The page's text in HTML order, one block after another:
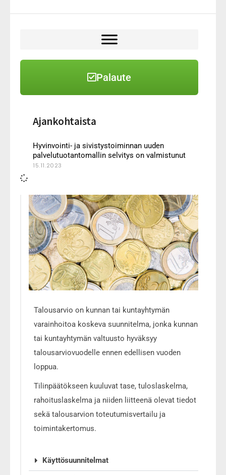
Palaute
Ajankohtaista
Hyvinvointi- ja sivistystoiminnan uuden
palvelutuotantomallin selvitys on valmistunut
15.11.2023
Talousarvio on kunnan tai kuntayhtymän
varainhoitoa koskeva suunnitelma, jonka kunnan
tai kuntayhtymän valtuusto hyväksyy
talousarviovuodelle ennen edellisen vuoden
loppua.
Tilinpäätökseen kuuluvat tase, tuloslaskelma,
rahoituslaskelma ja niiden liitteenä olevat tiedot
sekä talousarvion toteutumisvertailu ja
toimintakertomus.
Käyttösuunnitelmat